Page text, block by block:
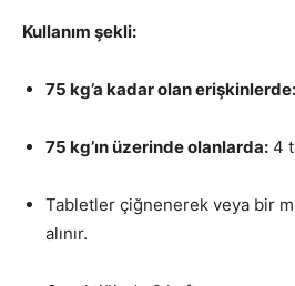
Kullanım şekli:
75 kg’a kadar olan erişkinlerde:
75 kg’ın üzerinde olanlarda: 4
Tabletler çiğnenerek veya bir
alınır.